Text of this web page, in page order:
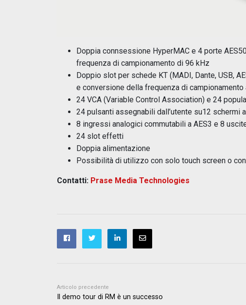
Doppia connsessione HyperMAC e 4 porte
frequenza di campionamento di 96 kHz
Doppio slot per schede KT (MADI, Dante, USB,
e conversione della frequenza di campionamento
24 VCA (Variable Control Association) e 24
24 pulsanti assegnabili dall’utente su12 schermi
8 ingressi analogici commutabili a AES3 e 8
24 slot effetti
Doppia alimentazione
Possibilità di utilizzo con solo touch screen o
Contatti: Prase Media Technologies
Articolo precedente
Il demo tour di RM è un successo